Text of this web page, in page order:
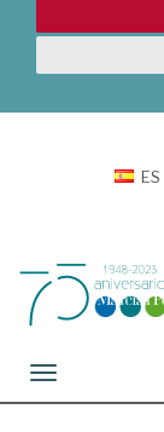
ES
Toggle